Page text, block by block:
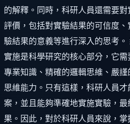
的解釋。同時，科研人員還需要
評價，包括對實驗結果的可信度
驗結果的意義等進行深入的思考
實施是科學研究的核心部分，它
專業知識、精確的邏輯思維、嚴
思維能力。只有這樣，科研人員
案，並且能夠準確地實施實驗，
果。因此，對於科研人員來說，